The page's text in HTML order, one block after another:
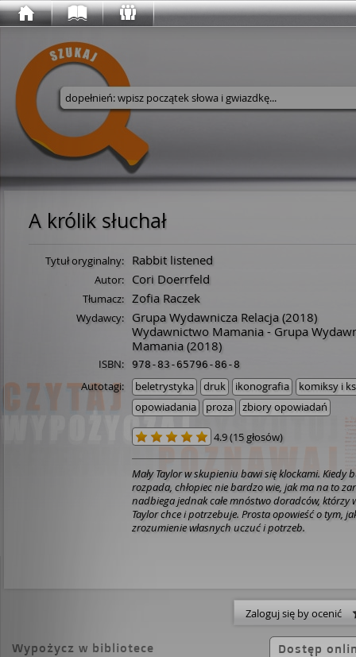
Wyszukaj w serwisie
A królik słuchał
Tytuł oryginalny: Rabbit listened
Autor: Cori Doerrfeld
Tłumacz: Zofia Raczek
Wydawcy: Grupa Wydawnicza Relacja (2018)
Wydawnictwo Mamania - Grupa
Mamania (2018)
ISBN: 978-83-65796-86-8
Autotagi: beletrystyka druk ikonografia
komiksy i
opowiadania
proza zbiory opowiadań
4.9(15 głosów)
Mały Taylor w skupieniu bawi się klockami. Kiedy
rozpada, chłopiec nie bardzo wie, jak ma na to
nadbiega jednak całe mnóstwo doradców, którzy
Taylor chce i potrzebuje. Prosta opowieść o tym,
zrozumienie własnych uczuć i potrzeb.
Zaloguj się by ocenić
Wypożycz w bibliotece Dostęp